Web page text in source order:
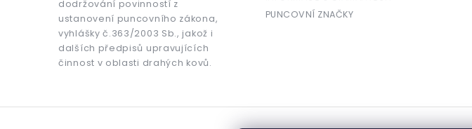
dodržování povinností z
ustanovení puncovního zákona,
vyhlášky č.363/2003 Sb., jakož i
dalších předpisů upravujících
činnost v oblasti drahých kovů.
PUNCOVNÍ ZNAČKY